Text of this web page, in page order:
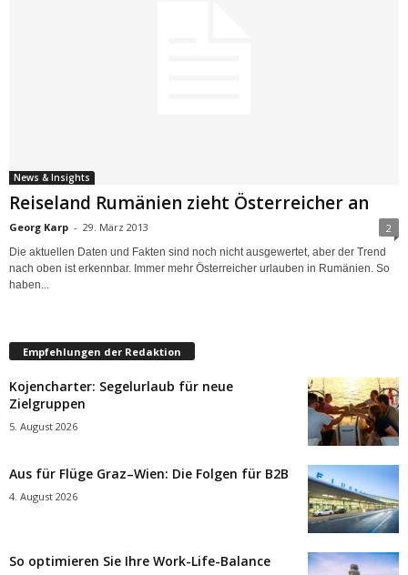
News & Insights
Reiseland Rumänien zieht Österreicher an
Georg Karp - 29. März 2013 2
Die aktuellen Daten und Fakten sind noch nicht ausgewertet, aber der Trend
nach oben ist erkennbar. Immer mehr Österreicher urlauben in Rumänien. So
haben...
Empfehlungen der Redaktion
Kojencharter: Segelurlaub für neue
Zielgruppen
5. August 2026
Aus für Flüge Graz–Wien: Die Folgen für B2B
4. August 2026
So optimieren Sie Ihre Work-Life-Balance